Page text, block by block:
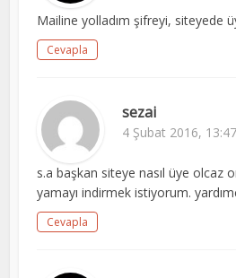
Mailine yolladım şifreyi, siteyede
Cevapla
sezai
4 Şubat 2016, 13:47
s.a başkan siteye nasıl üye olcaz
yamayı indirmek istiyorum.
Cevapla